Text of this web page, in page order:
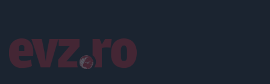
Linkuri utile